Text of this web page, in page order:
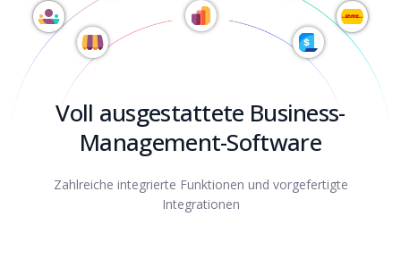
Voll ausgestattete Business-
Management-Software
Zahlreiche integrierte Funktionen und vorgefertigte
Integrationen